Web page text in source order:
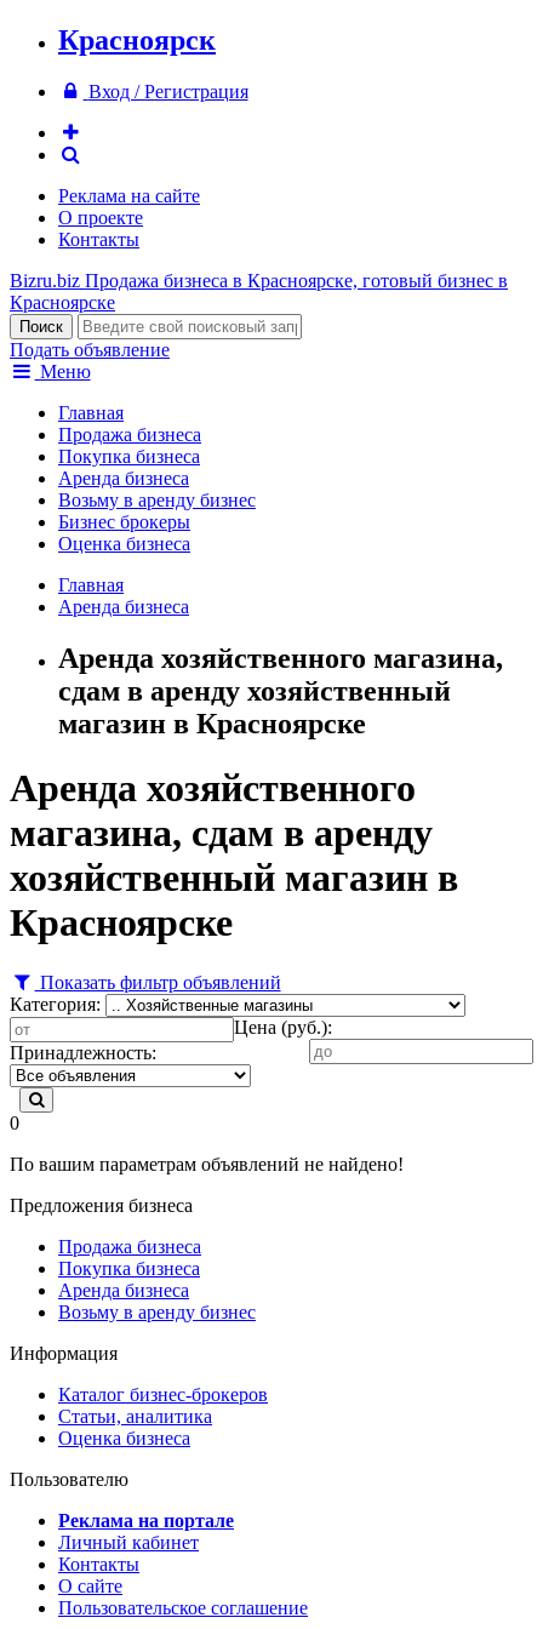
Красноярск
Вход / Регистрация
Реклама на сайте
О проекте
Контакты
Bizru.biz Продажа бизнеса в Красноярске, готовый бизнес в
Красноярске
Подать объявление
Меню
Главная
Продажа бизнеса
Покупка бизнеса
Аренда бизнеса
Возьму в аренду бизнес
Бизнес брокеры
Оценка бизнеса
Главная
Аренда бизнеса
Аренда хозяйственного магазина,
сдам в аренду хозяйственный
магазин в Красноярске
Аренда хозяйственного
магазина, сдам в аренду
хозяйственный магазин в
Красноярске
Показать фильтр объявлений
Категория:
Цена (руб.):
Принадлежность:
0
По вашим параметрам объявлений не найдено!
Предложения бизнеса
Продажа бизнеса
Покупка бизнеса
Аренда бизнеса
Возьму в аренду бизнес
Информация
Каталог бизнес-брокеров
Статьи, аналитика
Оценка бизнеса
Пользователю
Реклама на портале
Личный кабинет
Контакты
О сайте
Пользовательское соглашение